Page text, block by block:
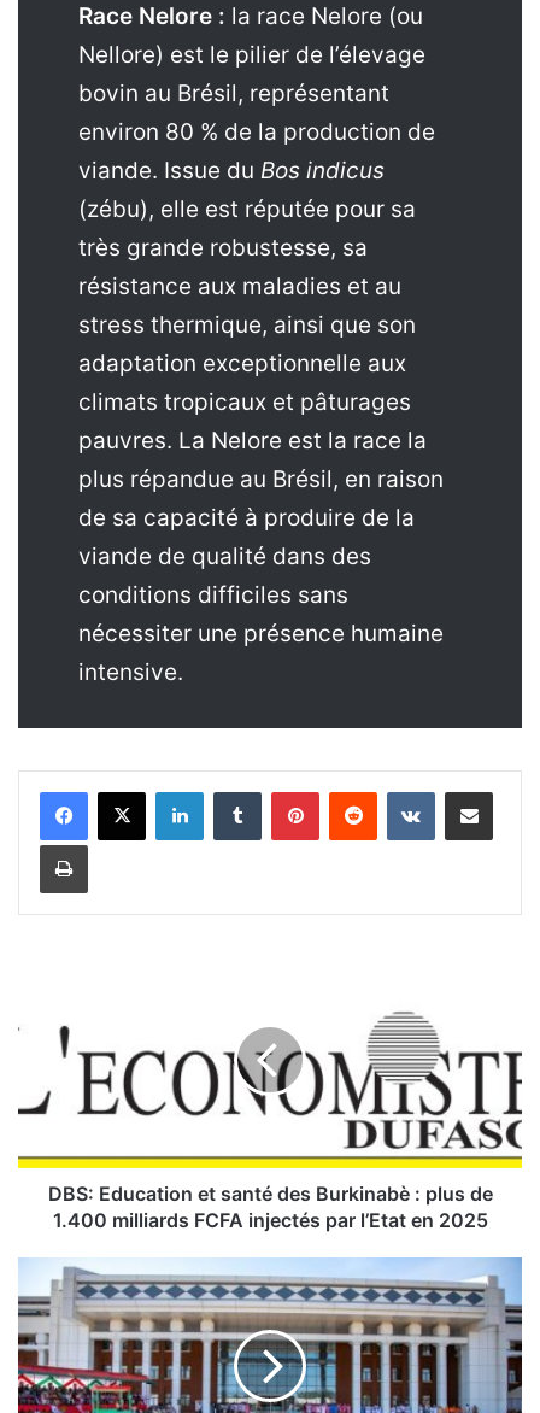
Race Nelore : la race Nelore (ou
Nellore) est le pilier de l’élevage
bovin au Brésil, représentant
environ 80 % de la production de
viande. Issue du Bos indicus
(zébu), elle est réputée pour sa
très grande robustesse, sa
résistance aux maladies et au
stress thermique, ainsi que son
adaptation exceptionnelle aux
climats tropicaux et pâturages
pauvres. La Nelore est la race la
plus répandue au Brésil, en raison
de sa capacité à produire de la
viande de qualité dans des
conditions difficiles sans
nécessiter une présence humaine
intensive.
u
a
e
t
s
a
n
DBS: Education et santé des Burkinabè : plus de
1.400 milliards FCFA injectés par l’Etat en 2025
e
c
t
e
u